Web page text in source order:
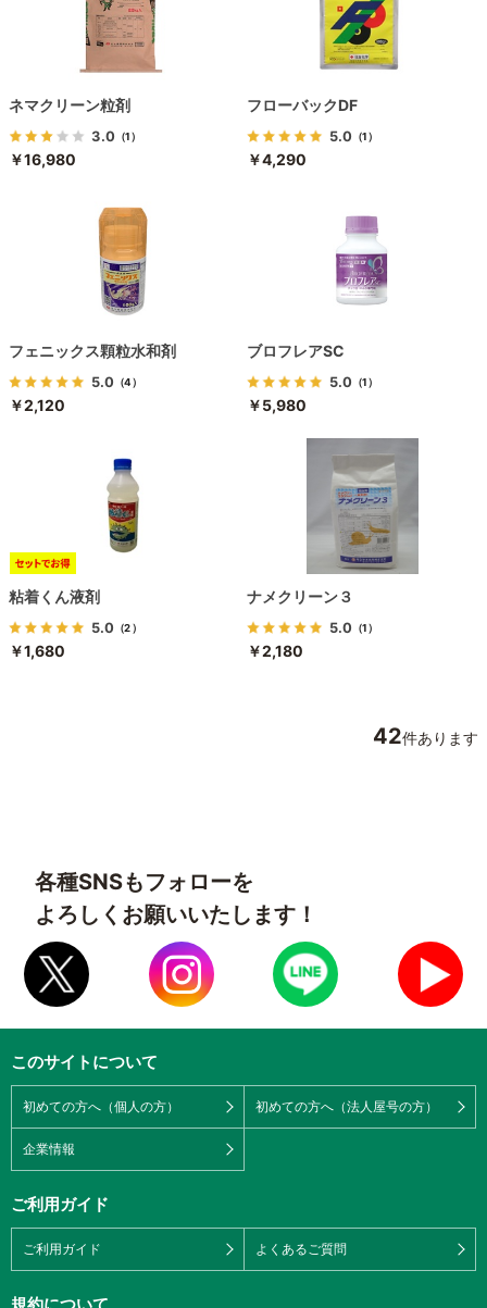
ネマクリーン粒剤
3.0 （1）
￥16,980
フローバックDF
5.0 （1）
￥4,290
フェニックス顆粒水和剤
5.0 （4）
￥2,120
ブロフレアSC
5.0 （1）
￥5,980
粘着くん液剤
5.0 （2）
￥1,680
ナメクリーン３
5.0 （1）
￥2,180
42件あります
各種SNSもフォローを
よろしくお願いいたします！
このサイトについて
初めての方へ（個人の方） 初めての方へ（法人屋号の方）
企業情報
ご利用ガイド
ご利用ガイド よくあるご質問